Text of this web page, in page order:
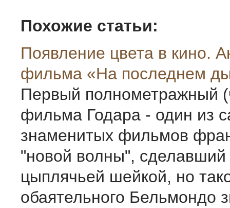
Похожие статьи:
Появление цвета в кино.
фильма «На последнем
Первый полнометражный
фильма Годара - один из
знаменитых фильмов
"новой волны", сделавший
цыплячьей шейкой, но
обаятельного Бельмондо